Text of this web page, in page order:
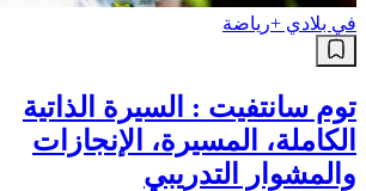
في بلادي +رياضة
توم سانتفيت : السيرة الذاتية
الكاملة، المسيرة، الإنجازات
والمشوار التدريبي